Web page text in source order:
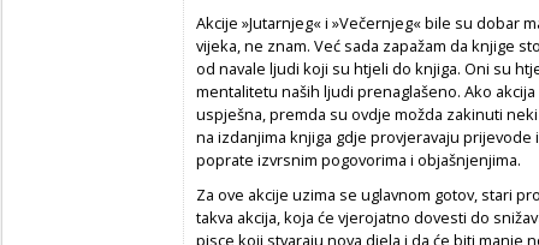
Akcije »Jutarnjeg« i »Večernjeg« bile su dobar
vijeka, ne znam. Već sada zapažam da knjige
od navale ljudi koji su htjeli do knjiga. Oni su
mentalitetu naših ljudi prenaglašeno. Ako
uspješna, premda su ovdje možda zakinuti
na izdanjima knjiga gdje provjeravaju
poprate izvrsnim pogovorima i objašnjenjima.
Za ove akcije uzima se uglavnom gotov, stari
takva akcija, koja će vjerojatno dovesti do
pisce koji stvaraju nova djela i da će biti manje